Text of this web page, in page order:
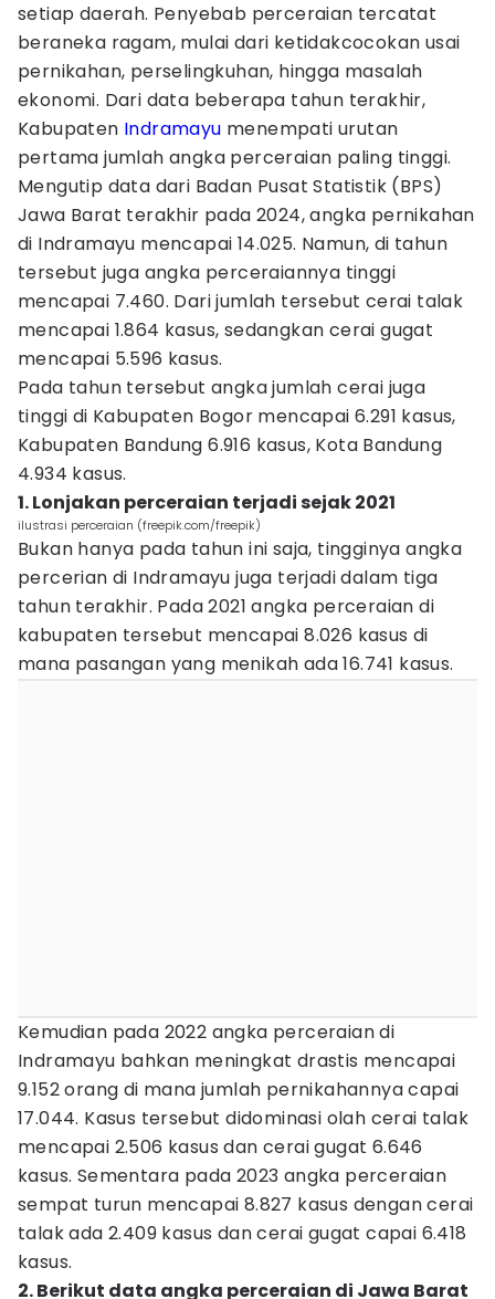
setiap daerah. Penyebab perceraian tercatat
beraneka ragam, mulai dari ketidakcocokan usai
pernikahan, perselingkuhan, hingga masalah
ekonomi. Dari data beberapa tahun terakhir,
Kabupaten Indramayu menempati urutan
pertama jumlah angka perceraian paling tinggi.
Mengutip data dari Badan Pusat Statistik (BPS)
Jawa Barat terakhir pada 2024, angka pernikahan
di Indramayu mencapai 14.025. Namun, di tahun
tersebut juga angka perceraiannya tinggi
mencapai 7.460. Dari jumlah tersebut cerai talak
mencapai 1.864 kasus, sedangkan cerai gugat
mencapai 5.596 kasus.
Pada tahun tersebut angka jumlah cerai juga
tinggi di Kabupaten Bogor mencapai 6.291 kasus,
Kabupaten Bandung 6.916 kasus, Kota Bandung
4.934 kasus.
1. Lonjakan perceraian terjadi sejak 2021
ilustrasi perceraian (freepik.com/freepik)
Bukan hanya pada tahun ini saja, tingginya angka
percerian di Indramayu juga terjadi dalam tiga
tahun terakhir. Pada 2021 angka perceraian di
kabupaten tersebut mencapai 8.026 kasus di
mana pasangan yang menikah ada 16.741 kasus.
Kemudian pada 2022 angka perceraian di
Indramayu bahkan meningkat drastis mencapai
9.152 orang di mana jumlah pernikahannya capai
17.044. Kasus tersebut didominasi olah cerai talak
mencapai 2.506 kasus dan cerai gugat 6.646
kasus. Sementara pada 2023 angka perceraian
sempat turun mencapai 8.827 kasus dengan cerai
talak ada 2.409 kasus dan cerai gugat capai 6.418
kasus.
2. Berikut data angka perceraian di Jawa Barat